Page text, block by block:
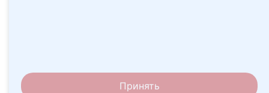
Принять